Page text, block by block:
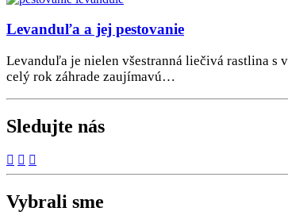
Levanduľa a jej pestovanie
Levanduľa je nielen všestranná liečivá rastlina
celý rok záhrade zaujímavú…
Sledujte nás
Vybrali sme